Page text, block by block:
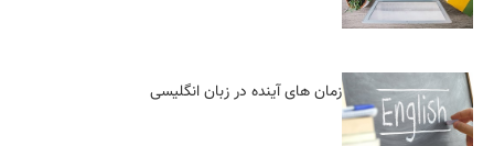
زمان های آینده در زبان انگلیسی